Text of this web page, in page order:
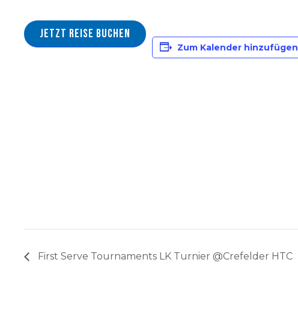
Jetzt Reise buchen
Zum Kalender hinzufügen
First Serve Tournaments LK Turnier @Crefelder HTC